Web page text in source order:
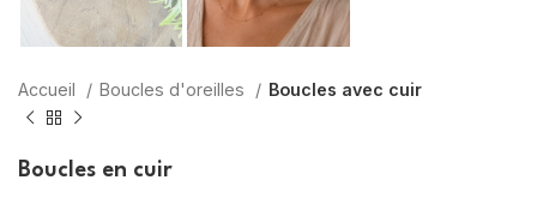
Accueil Boucles d'oreilles Boucles avec cuir
Boucles en cuir